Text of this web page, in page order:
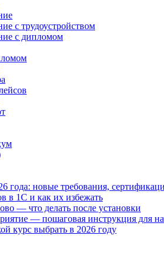
с трудоустройством
с дипломом
года: новые требования,
в 1С и как их избежать
— что делать после установки
— пошаговая инструкция для
курс выбрать в 2026 году